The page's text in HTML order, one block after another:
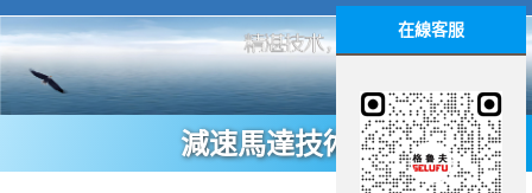
減速馬達技術
在線客服